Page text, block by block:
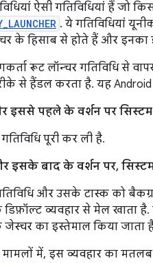
ऐसी गतिविधियां हैं जो
. ये गतिविधियां
के हिसाब से होते हैं और इनका
रूट लॉन्चर गतिविधि से
से हैंडल करता है. यह Android
इससे पहले के वर्शन पर
पूरी कर ली है.
इसके बाद के वर्शन पर,
और उसके टास्क को
डिफ़ॉल्ट व्यवहार से मेल खाता
जेस्चर का इस्तेमाल किया जाता
मामलों में, इस व्यवहार का